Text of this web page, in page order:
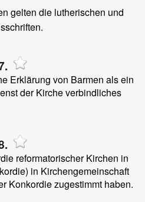
gelten die lutherischen und
Erklärung von Barmen als ein
der Kirche verbindliches
reformatorischer Kirchen in
in Kirchengemeinschaft
Konkordie zugestimmt haben.